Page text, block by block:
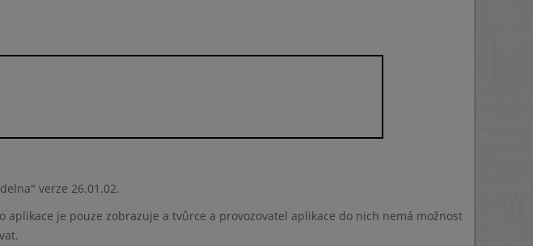
verze 26.01.02.
je pouze zobrazuje a tvůrce a provozovatel aplikace do nich nemá možnost